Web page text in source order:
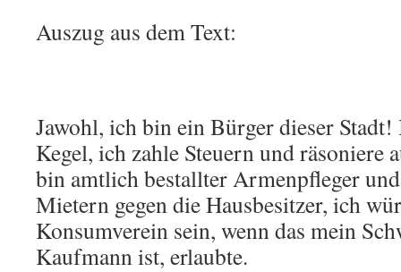
Auszug aus dem Text:
Jawohl, ich bin ein Bürger dieser
Kegel, ich zahle Steuern und räsoniere
bin amtlich bestallter Armenpfleger
Mietern gegen die Hausbesitzer, ich
Konsumverein sein, wenn das mein
Kaufmann ist, erlaubte.